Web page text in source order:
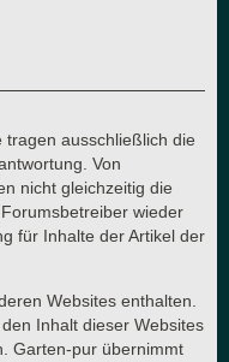
ausschließlich die
Von
nicht gleichzeitig die
wieder
für Inhalte der Artikel der
Websites enthalten.
Inhalt dieser Websites
Garten-pur übernimmt